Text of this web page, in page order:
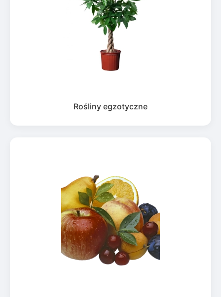
Rośliny egzotyczne